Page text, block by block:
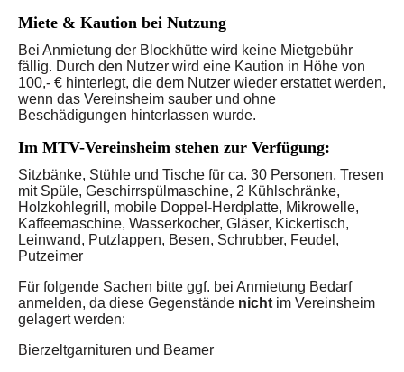
Miete & Kaution bei Nutzung
Bei Anmietung der Blockhütte wird keine Mietgebühr
fällig. Durch den Nutzer wird eine Kaution in Höhe von
100,- € hinterlegt, die dem Nutzer wieder erstattet werden,
wenn das Vereinsheim sauber und ohne
Beschädigungen hinterlassen wurde.
Im MTV-Vereinsheim stehen zur Verfügung:
Sitzbänke, Stühle und Tische für ca. 30 Personen, Tresen
mit Spüle, Geschirrspülmaschine, 2 Kühlschränke,
Holzkohlegrill, mobile Doppel-Herdplatte, Mikrowelle,
Kaffeemaschine, Wasserkocher, Gläser, Kickertisch,
Leinwand, Putzlappen, Besen, Schrubber, Feudel,
Putzeimer
Für folgende Sachen bitte ggf. bei Anmietung Bedarf
anmelden, da diese Gegenstände nichtim Vereinsheim
gelagert werden:
Bierzeltgarnituren und Beamer